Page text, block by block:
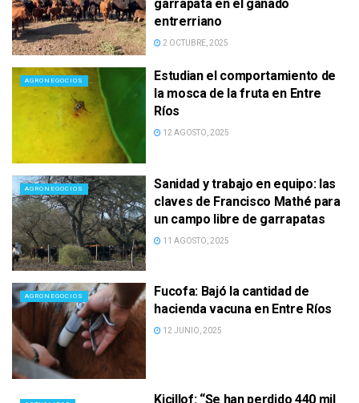
garrapata en el ganado
entrerriano
2 OCTUBRE, 2025
AGRONEGOCIOS
Estudian el comportamiento de
la mosca de la fruta en Entre
Ríos
12 AGOSTO, 2025
AGRONEGOCIOS
Sanidad y trabajo en equipo: las
claves de Francisco Mathé para
un campo libre de garrapatas
11 AGOSTO, 2025
AGRONEGOCIOS
Fucofa: Bajó la cantidad de
hacienda vacuna en Entre Ríos
12 JUNIO, 2025
Kicillof: “Se han perdido 440 mil